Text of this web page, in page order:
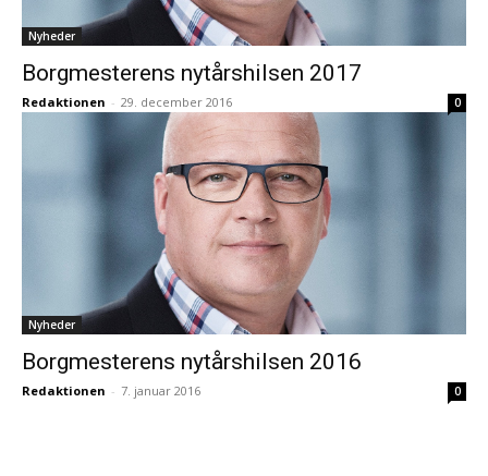
Nyheder
Borgmesterens nytårshilsen 2017
Redaktionen - 29. december 2016 0
Nyheder
Borgmesterens nytårshilsen 2016
Redaktionen - 7. januar 2016 0